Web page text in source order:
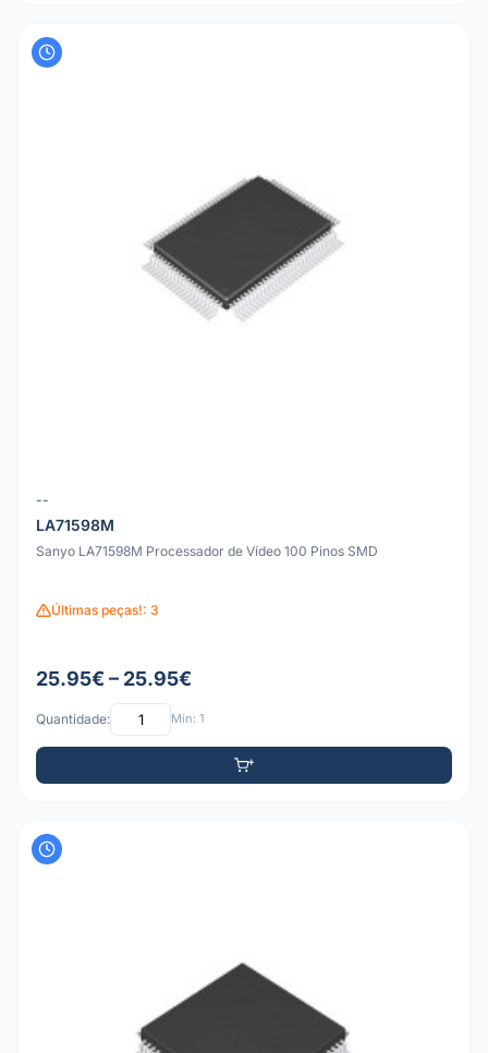
--
LA71598M
Sanyo LA71598M Processador de Vídeo 100 Pinos SMD
Últimas peças!: 3
25.95€ – 25.95€
Quantidade: Mín: 1